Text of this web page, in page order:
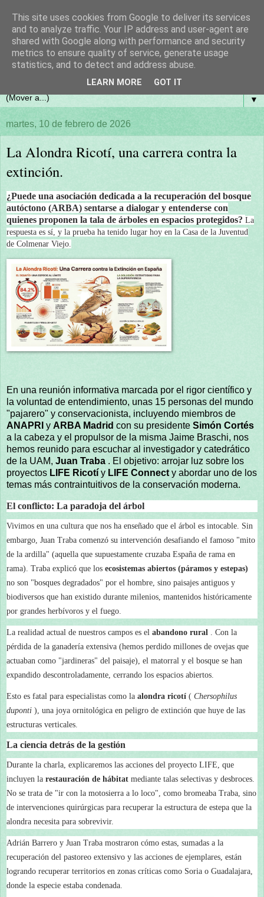
▼
martes, 10 de febrero de 2026
La Alondra Ricotí, una carrera contra la
extinción.
¿Puede una asociación dedicada a la recuperación del bosque
autóctono (ARBA) sentarse a dialogar y entenderse con
quienes proponen la tala de árboles en espacios protegidos? La
respuesta es sí, y la prueba ha tenido lugar hoy en la Casa de la Juventud
de Colmenar Viejo.
En una reunión informativa marcada por el rigor científico y
la voluntad de entendimiento, unas 15 personas del mundo
"pajarero" y conservacionista, incluyendo miembros de
ANAPRI y ARBA Madrid con su presidente Simón Cortés
a la cabeza y el propulsor de la misma Jaime Braschi, nos
hemos reunido para escuchar al investigador y catedrático
de la UAM, Juan Traba . El objetivo: arrojar luz sobre los
proyectos LIFE Ricotí y LIFE Connect y abordar uno de los
temas más contraintuitivos de la conservación moderna.
El conflicto: La paradoja del árbol
Vivimos en una cultura que nos ha enseñado que el árbol es intocable. Sin
embargo, Juan Traba comenzó su intervención desafiando el famoso "mito
de la ardilla" (aquella que supuestamente cruzaba España de rama en
rama). Traba explicó que los ecosistemas abiertos (páramos y estepas)
no son "bosques degradados" por el hombre, sino paisajes antiguos y
biodiversos que han existido durante milenios, mantenidos históricamente
por grandes herbívoros y el fuego.
La realidad actual de nuestros campos es el abandono rural . Con la
pérdida de la ganadería extensiva (hemos perdido millones de ovejas que
actuaban como "jardineras" del paisaje), el matorral y el bosque se han
expandido descontroladamente, cerrando los espacios abiertos.
Esto es fatal para especialistas como la alondra ricotí ( Chersophilus
duponti ), una joya ornitológica en peligro de extinción que huye de las
estructuras verticales.
La ciencia detrás de la gestión
Durante la charla, explicaremos las acciones del proyecto LIFE, que
incluyen la restauración de hábitat mediante talas selectivas y desbroces.
No se trata de "ir con la motosierra a lo loco", como bromeaba Traba, sino
de intervenciones quirúrgicas para recuperar la estructura de estepa que la
alondra necesita para sobrevivir.
Adrián Barrero y Juan Traba mostraron cómo estas, sumadas a la
recuperación del pastoreo extensivo y las acciones de ejemplares, están
logrando recuperar territorios en zonas críticas como Soria o Guadalajara,
donde la especie estaba condenada.
This site uses cookies from Google to deliver its services
and to analyze traffic. Your IP address and user-agent are
shared with Google along with performance and security
metrics to ensure quality of service, generate usage
statistics, and to detect and address abuse.
LEARN MORE GOT IT